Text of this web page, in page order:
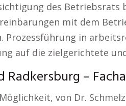
des Betriebsrats
mit dem
Prozessführung in
auf die zielgerichtete
–
von Dr.